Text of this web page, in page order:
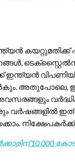
ഇന്ത്യൻ
അതുപോലെ,
ഇത്
10,000